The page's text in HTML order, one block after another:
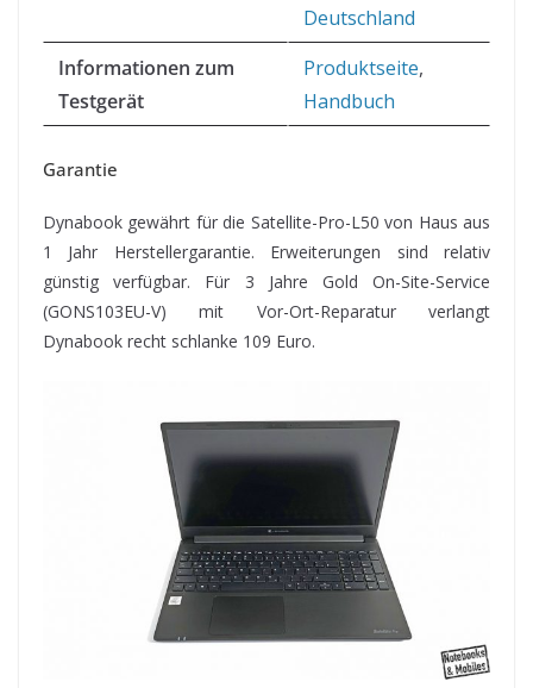
Deutschland
Informationen zum
Testgerät
Produktseite,
Handbuch
Garantie
Dynabook gewährt für die Satellite-Pro-L50 von Haus aus
1 Jahr Herstellergarantie. Erweiterungen sind relativ
günstig verfügbar. Für 3 Jahre Gold On-Site-Service
(GONS103EU-V) mit Vor-Ort-Reparatur verlangt
Dynabook recht schlanke 109 Euro.